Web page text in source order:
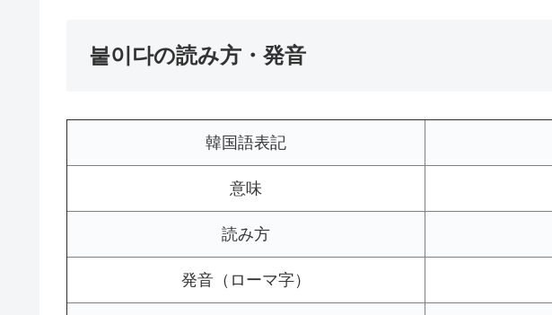
붙이다の読み方・発音
韓国語表記
意味
読み方
発音（ローマ字）